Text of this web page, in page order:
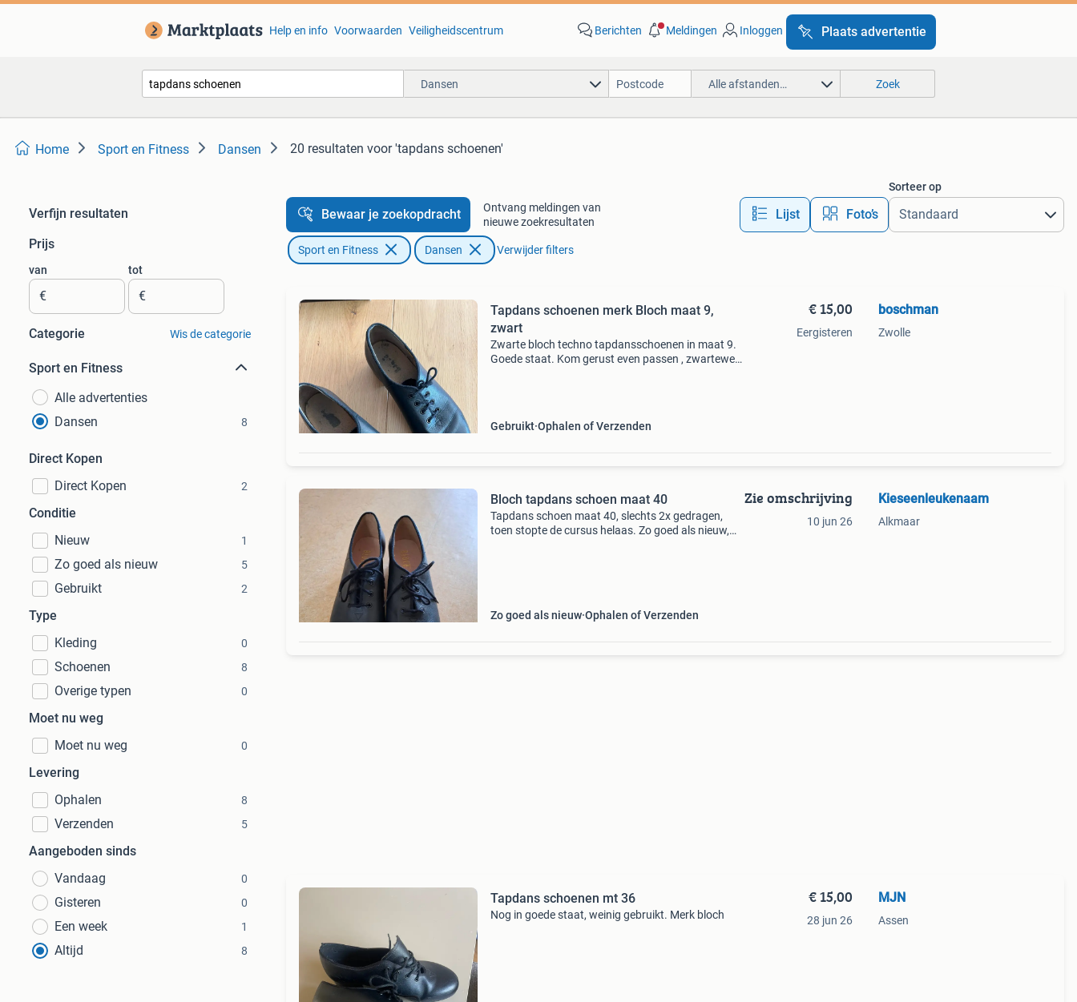
Help en info Voorwaarden Veiligheidscentrum Berichten Meldingen Inloggen Plaats advertentie
Dansen Alle afstanden… Zoek
Home Sport en Fitness Dansen 20 resultaten voor 'tapdans schoenen'
Verfijn resultaten
Prijs
van
€
tot
€
Categorie Wis de categorie
Sport en Fitness
Alle advertenties
Dansen
8
Direct Kopen
Direct Kopen
2
Conditie
Nieuw
1
Zo goed als nieuw 5
Gebruikt 2
Type
Kleding
0
Schoenen 8
Overige typen 0
Moet nu weg
Moet nu weg
0
Levering
Ophalen
8
Verzenden 5
Aangeboden sinds
Vandaag
0
Gisteren 0
Een week 1
Altijd 8
Bewaar je zoekopdracht
Ontvang meldingen van
nieuwe zoekresultaten
Lijst Foto’s
Sorteer op
Sport en Fitness Dansen Verwijder filters
Tapdans schoenen merk Bloch maat 9,
zwart
Zwarte bloch techno tapdansschoenen in maat 9.
Goede staat. Kom gerust even passen , zwarteweg
Gebruikt Ophalen of Verzenden
€ 15,00
Eergisteren
boschman
Zwolle
Bloch tapdans schoen maat 40
Tapdans schoen maat 40, slechts 2x gedragen,
toen stopte de cursus helaas. Zo goed als nieuw,
Zo goed als nieuw Ophalen of Verzenden
Zie omschrijving
10 jun 26
Kieseenleukenaam
Alkmaar
Tapdans schoenen mt 36
Nog in goede staat, weinig gebruikt. Merk bloch
€ 15,00
28 jun 26
MJN
Assen